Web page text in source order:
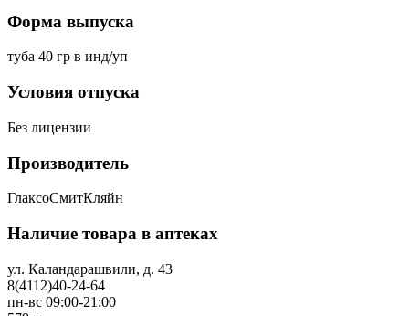
Форма выпуска
туба 40 гр в инд/уп
Условия отпуска
Без лицензии
Производитель
ГлаксоСмитКляйн
Наличие товара в аптеках
ул. Каландарашвили, д. 43
8(4112)40-24-64
пн-вс 09:00-21:00